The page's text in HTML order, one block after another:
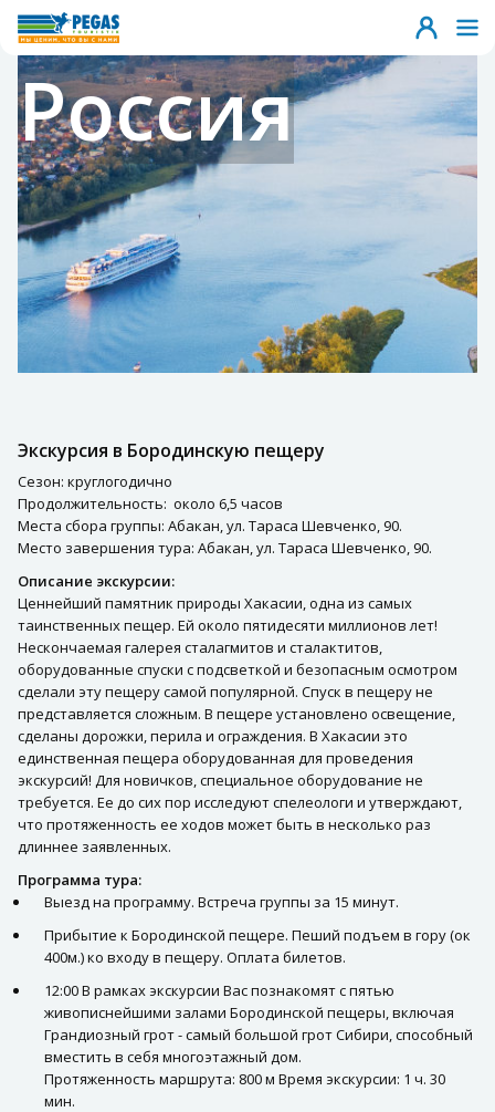
Россия
Экскурсия в Бородинскую пещеру
Сезон: круглогодично
Продолжительность: около 6,5 часов
Места сбора группы: Абакан, ул. Тараса Шевченко, 90.
Место завершения тура: Абакан, ул. Тараса Шевченко, 90.
Описание экскурсии:
Ценнейший памятник природы Хакасии, одна из самых
таинственных пещер. Ей около пятидесяти миллионов лет!
Нескончаемая галерея сталагмитов и сталактитов,
оборудованные спуски с подсветкой и безопасным осмотром
сделали эту пещеру самой популярной. Спуск в пещеру не
представляется сложным. В пещере установлено освещение,
сделаны дорожки, перила и ограждения. В Хакасии это
единственная пещера оборудованная для проведения
экскурсий! Для новичков, специальное оборудование не
требуется. Ее до сих пор исследуют спелеологи и утверждают,
что протяженность ее ходов может быть в несколько раз
длиннее заявленных.
Программа тура:
Выезд на программу. Встреча группы за 15 минут.
Прибытие к Бородинской пещере. Пеший подъем в гору (ок
400м.) ко входу в пещеру. Оплата билетов.
12:00 В рамках экскурсии Вас познакомят с пятью
живописнейшими залами Бородинской пещеры, включая
Грандиозный грот - самый большой грот Сибири, способный
вместить в себя многоэтажный дом.
Протяженность маршрута: 800 м Время экскурсии: 1 ч. 30
мин.